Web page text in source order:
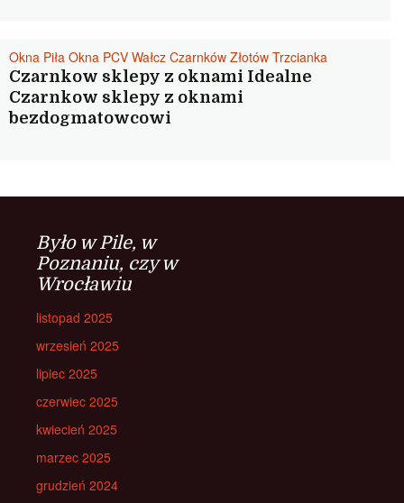
Okna Piła Okna PCV Wałcz Czarnków Złotów Trzcianka
Czarnkow sklepy z oknami Idealne
Czarnkow sklepy z oknami
bezdogmatowcowi
Było w Pile, w
Poznaniu, czy w
Wrocławiu
listopad 2025
wrzesień 2025
lipiec 2025
czerwiec 2025
kwiecień 2025
marzec 2025
grudzień 2024